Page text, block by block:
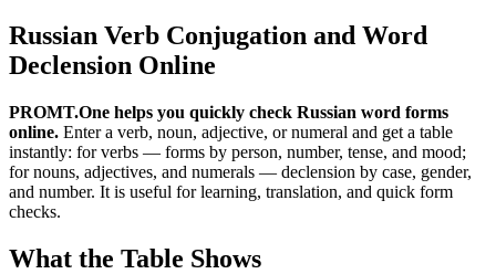
Russian Verb Conjugation and Word
Declension Online
PROMT.One helps you quickly check Russian word forms
online. Enter a verb, noun, adjective, or numeral and get a table
instantly: for verbs — forms by person, number, tense, and mood;
for nouns, adjectives, and numerals — declension by case, gender,
and number. It is useful for learning, translation, and quick form
checks.
What the Table Shows